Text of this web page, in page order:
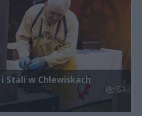
Stali w Chlewiskach
Liczba
51